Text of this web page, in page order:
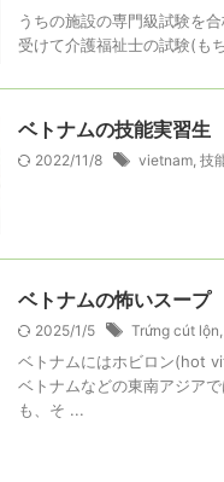
うちの施設の専門級試験を
受けて介護福祉士の試験(も
ベトナムの技能実習
2022/11/8 vietnam, 技
ベトナムの怖いスープ
2025/1/5 Trứng cút lộn
ベトナムにはホビロン(hot
ベトナムなどの東南アジア
も、そ ...